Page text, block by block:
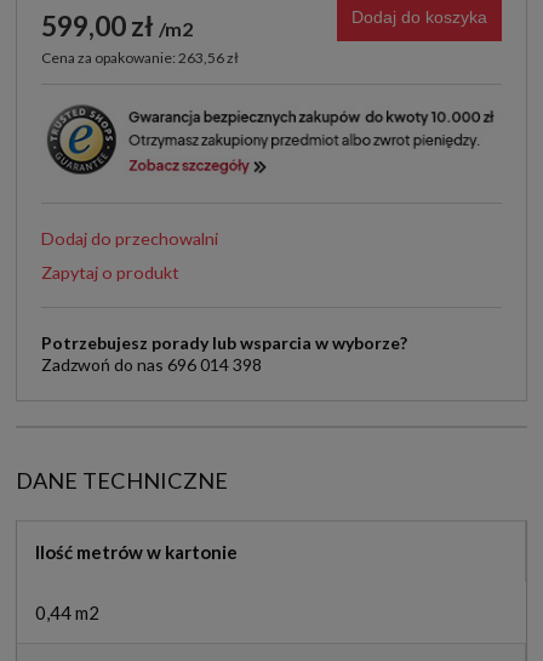
599,00 zł m2
Cena za opakowanie: 263,56 zł
Dodaj do koszyka
Dodaj do przechowalni
Zapytaj o produkt
Potrzebujesz porady lub wsparcia w wyborze?
Zadzwoń do nas 696 014 398
DANE TECHNICZNE
Ilość metrów w kartonie
0,44 m2